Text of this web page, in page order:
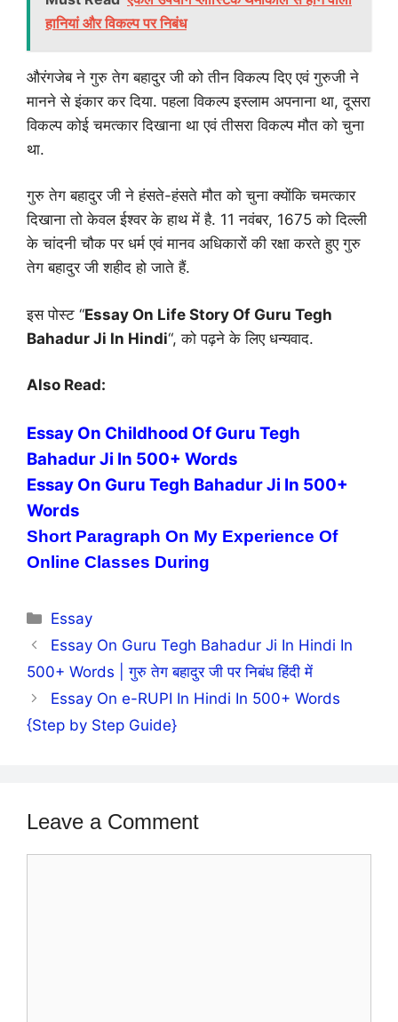
हानियां और विकल्प पर निबंध
औरंगजेब ने गुरु तेग बहादुर जी को तीन विकल्प दिए एवं गुरुजी ने
मानने से इंकार कर दिया. पहला विकल्प इस्लाम अपनाना था, दूसरा
विकल्प कोई चमत्कार दिखाना था एवं तीसरा विकल्प मौत को चुना
था.
गुरु तेग बहादुर जी ने हंसते-हंसते मौत को चुना क्योंकि चमत्कार
दिखाना तो केवल ईश्वर के हाथ में है. 11 नवंबर, 1675 को दिल्ली
के चांदनी चौक पर धर्म एवं मानव अधिकारों की रक्षा करते हुए गुरु
तेग बहादुर जी शहीद हो जाते हैं.
इस पोस्ट “Essay On Life Story Of Guru Tegh
Bahadur Ji In Hindi“, को पढ़ने के लिए धन्यवाद.
Also Read:
Essay On Childhood Of Guru Tegh
Bahadur Ji In 500+ Words
Essay On Guru Tegh Bahadur Ji In 500+
Words
Short Paragraph On My Experience Of
Online Classes During
Categories
Essay
Essay On Guru Tegh Bahadur Ji In Hindi In
500+ Words | गुरु तेग बहादुर जी पर निबंध हिंदी में
Essay On e-RUPI In Hindi In 500+ Words
{Step by Step Guide}
Leave a Comment